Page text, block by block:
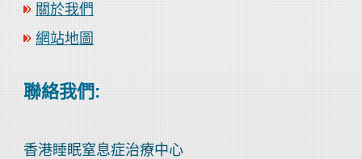
關於我們
網站地圖
聯絡我們:
香港睡眠窒息症治療中心